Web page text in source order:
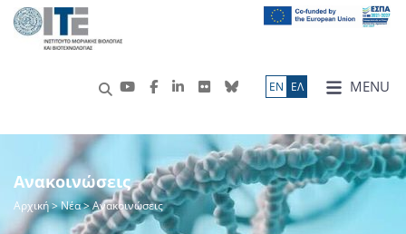
MENU
ΕN ΕΛ
Ανακοινώσεις
Αρχική>Νέα> Ανακοινώσεις